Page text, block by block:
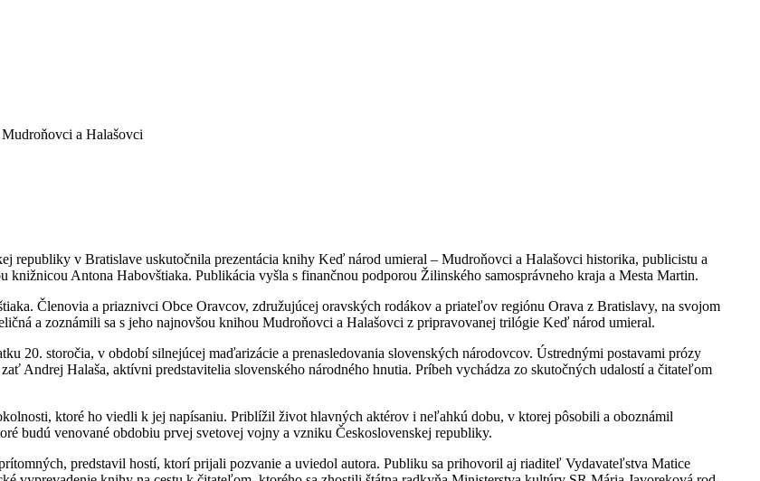
a Halašovci
republiky v Bratislave uskutočnila prezentácia knihy Keď národ umieral – Mudroňovci a Halašovci historika, publicistu a
Antona Habovštiaka. Publikácia vyšla s finančnou podporou Žilinského samosprávneho kraja a Mesta Martin.
Členovia a priaznivci Obce Oravcov, združujúcej oravských rodákov a priateľov regiónu Orava z Bratislavy, na svojom
a zoznámili sa s jeho najnovšou knihou Mudroňovci a Halašovci z pripravovanej trilógie Keď národ umieral.
20. storočia, v období silnejúcej maďarizácie a prenasledovania slovenských národovcov. Ústrednými postavami prózy
Andrej Halaša, aktívni predstavitelia slovenského národného hnutia. Príbeh vychádza zo skutočných udalostí a čitateľom
ktoré ho viedli k jej napísaniu. Priblížil život hlavných aktérov i neľahkú dobu, v ktorej pôsobili a oboznámil
budú venované obdobiu prvej svetovej vojny a vzniku Československej republiky.
predstavil hostí, ktorí prijali pozvanie a uviedol autora. Publiku sa prihovoril aj riaditeľ Vydavateľstva Matice